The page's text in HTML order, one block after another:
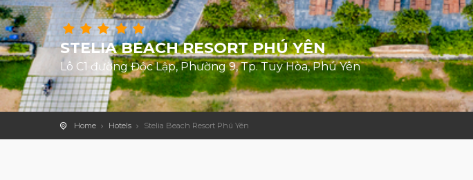
STELIA BEACH RESORT PHÚ YÊN
Lô C1 đường Độc Lập, Phường 9, Tp. Tuy Hòa, Phú Yên
Home Hotels Stelia Beach Resort Phú Yên